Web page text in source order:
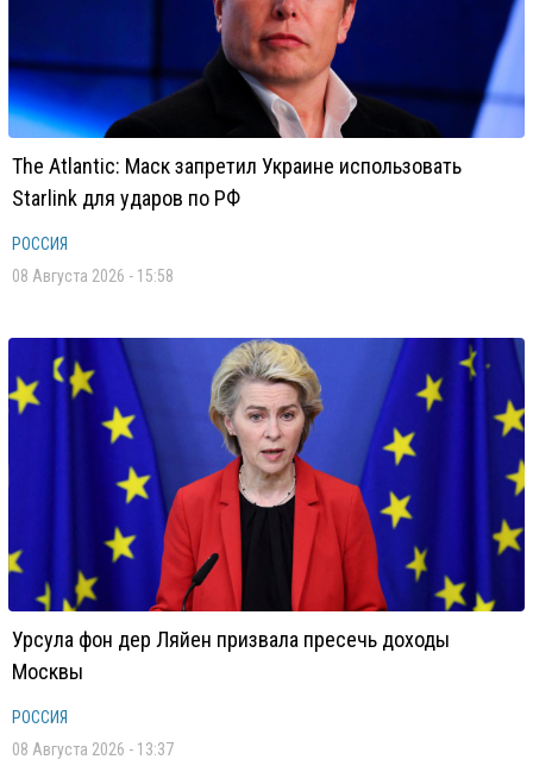
The Atlantic: Маск запретил Украине использовать
Starlink для ударов по РФ
РОССИЯ
08 Августа 2026 - 15:58
Урсула фон дер Ляйен призвала пресечь доходы
Москвы
РОССИЯ
08 Августа 2026 - 13:37